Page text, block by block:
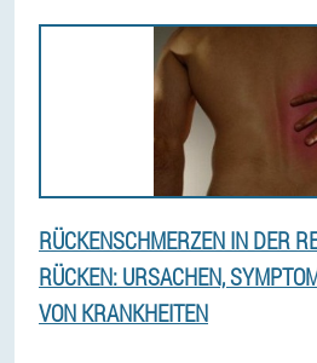
RÜCKENSCHMERZEN IN DER
RÜCKEN: URSACHEN,
VON KRANKHEITEN